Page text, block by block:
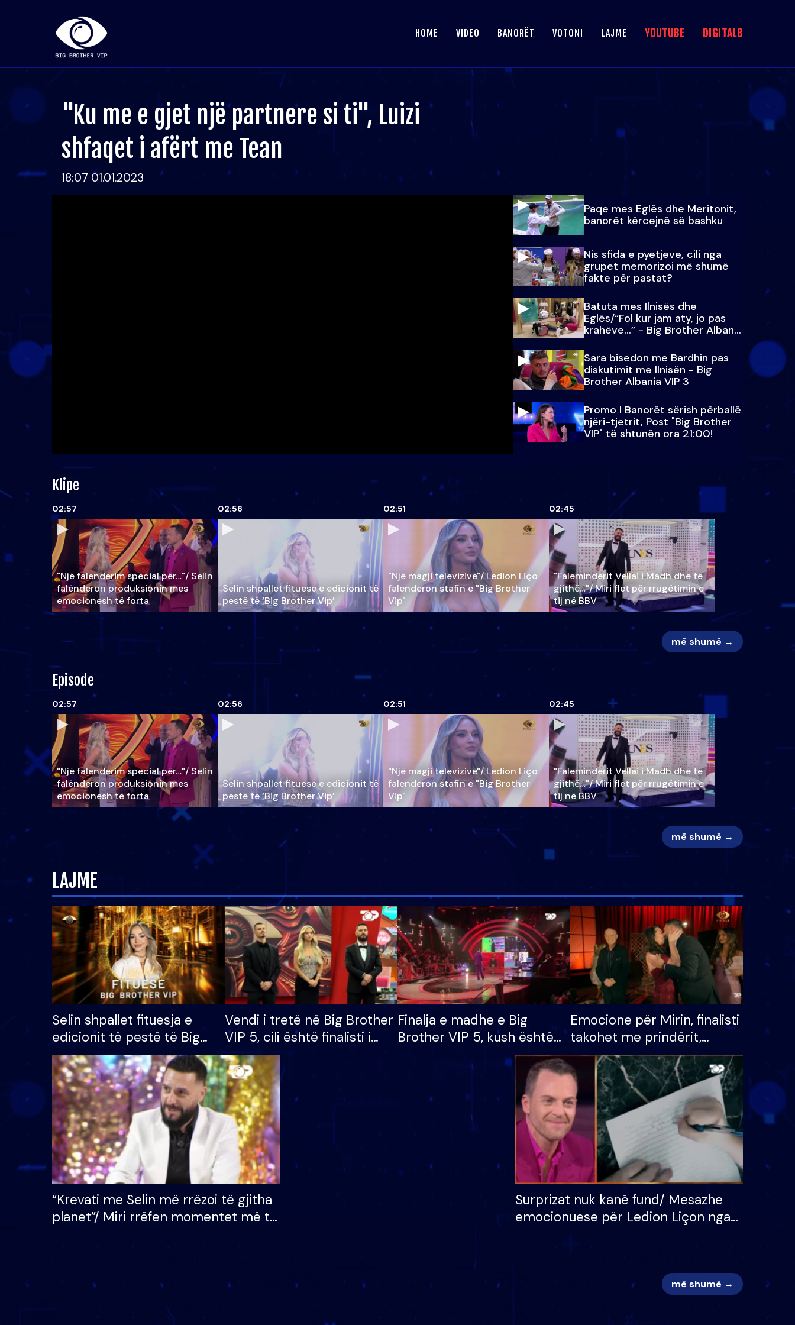
HOME VIDEO BANORËT VOTONI LAJME YOUTUBE DIGITALB
"Ku me e gjet një partnere si ti", Luizi
shfaqet i afërt me Tean
18:07 01.01.2023
Paqe mes Eglës dhe Meritonit,
banorët kërcejnë së bashku
Nis sfida e pyetjeve, cili nga
grupet memorizoi më shumë
fakte për pastat?
Batuta mes Ilnisës dhe
Eglës/“Fol kur jam aty, jo pas
krahëve…” - Big Brother Albania
VIP 3
Sara bisedon me Bardhin pas
diskutimit me Ilnisën - Big
Brother Albania VIP 3
Promo l Banorët sërish përballë
njëri-tjetrit, Post "Big Brother
VIP" të shtunën ora 21:00!
Klipe
02:57
"Një falenderim special për…"/ Selin
falënderon produksionin mes
emocionesh të forta
02:56
Selin shpallet fituese e edicionit të
pestë të ‘Big Brother Vip’
02:51
"Një magji televizive"/ Ledion Liço
falenderon stafin e "Big Brother
Vip"
02:45
"Faleminderit Vëllai i Madh dhe të
gjithë…"/ Miri flet për rrugëtimin e
tij në BBV
më shumë →
Episode
02:57
"Një falenderim special për…"/ Selin
falënderon produksionin mes
emocionesh të forta
02:56
Selin shpallet fituese e edicionit të
pestë të ‘Big Brother Vip’
02:51
"Një magji televizive"/ Ledion Liço
falenderon stafin e "Big Brother
Vip"
02:45
"Faleminderit Vëllai i Madh dhe të
gjithë…"/ Miri flet për rrugëtimin e
tij në BBV
më shumë →
LAJME
Selin shpallet fituesja e
edicionit të pestë të Big
Brother VIP, rrëmben
çmimin e madh prej 100
mijë eurosh
Vendi i tretë në Big Brother
VIP 5, cili është finalisti i
radhës që lë shtëpinë
Finalja e madhe e Big
Brother VIP 5, kush është
banori i parë që lë shtëpinë
dhe humb mundësinë për
të fituar çmimin e madh
Emocione për Mirin, finalisti
takohet me prindërit,
vajzën dhe bashkëshorten:
S’kemi ndonjë letër divorci
apo jo?
“Krevati me Selin më rrëzoi të gjitha
planet”/ Miri rrëfen momentet më të
mungojë zilja e mëngjesit kur…
Surprizat nuk kanë fund/ Mesazhe
emocionuese për Ledion Liçon nga
më shumë →